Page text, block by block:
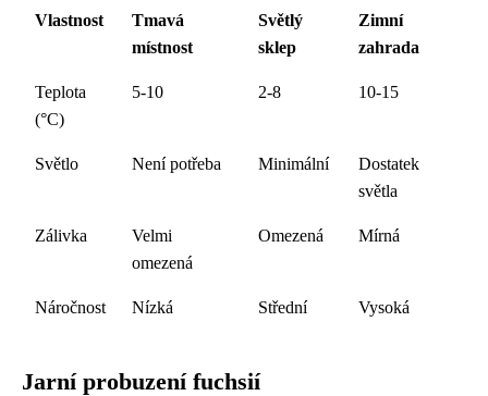
Vlastnost
Tmavá
místnost
Světlý
sklep
Zimní
zahrada
Teplota
(°C)
5-10 2-8 10-15
Světlo Není potřeba Minimální
Dostatek
světla
Zálivka
Velmi
omezená
Omezená Mírná
Náročnost Nízká Střední Vysoká
Jarní probuzení fuchsií